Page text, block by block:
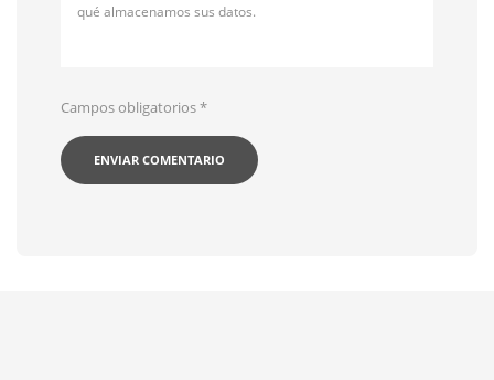
qué almacenamos sus datos.
Campos obligatorios*